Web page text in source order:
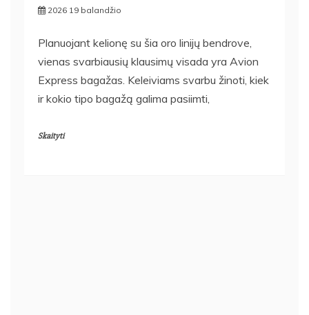
2026 19 balandžio
Planuojant kelionę su šia oro linijų bendrove,
vienas svarbiausių klausimų visada yra Avion
Express bagažas. Keleiviams svarbu žinoti, kiek
ir kokio tipo bagažą galima pasiimti,
Skaityti